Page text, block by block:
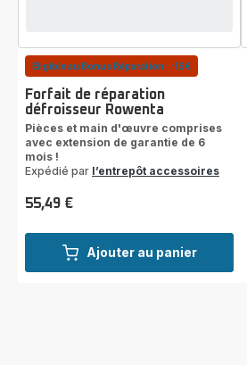
Ajouter au panier
Eligible au Bonus Réparation : -15€
Forfait de réparation
défroisseur Rowenta
Pièces et main d'œuvre comprises
avec extension de garantie de 6
mois !
Expédié par l’entrepôt accessoires
Prix
55,49 €